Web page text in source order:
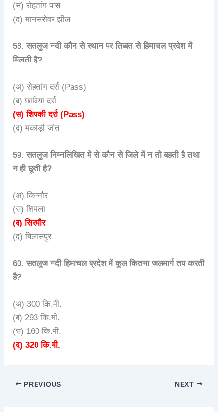
(स) रोहतांग पास
(द) मानसरोवर झील
58. सतलुज नदी कौन से स्थान पर तिब्बत से हिमाचल प्रदेश में
मिलती है?
(अ) रोहतांग दर्रा (Pass)
(ब) छाविया दर्रा
(स) शिपकी दर्रा (Pass)
(द) मकोड़ी जोत
59. सतलुज निम्नलिखित में से कौन से जिले में न तो बहती है तथा
न ही छूती है?
(अ) किन्नौर
(स) शिमला
(ब) सिरमौर
(द) बिलासपुर
60. सतलुज नदी हिमाचल प्रदेश में कुल कितना जलमार्ग तय करती
है?
(अ) 300 कि.मी.
(ब) 293 कि.मी.
(स) 160 कि.मी.
(द) 320 कि.मी.
PREVIOUS NEXT